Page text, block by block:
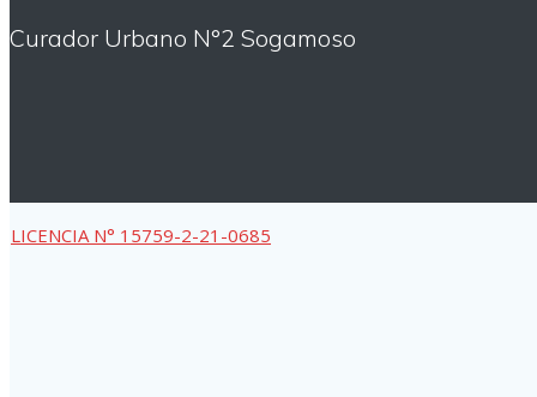
Curador Urbano N°2 Sogamoso
LICENCIA N° 15759-2-21-0685